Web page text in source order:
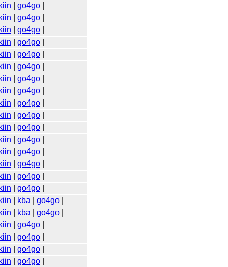
go4go|
go4go|
go4go|
go4go|
go4go|
go4go|
go4go|
go4go|
go4go|
go4go|
go4go|
go4go|
go4go|
go4go|
go4go|
go4go|
kba go4go|
kba go4go|
go4go|
go4go|
go4go|
go4go|